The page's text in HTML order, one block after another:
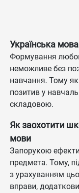
Українська
Формування
неможливе без
навчання. Тому
позитив у
складовою.
Як заохотити
мови
Запорукою
предмета. Тому,
з урахуванням
вправи,